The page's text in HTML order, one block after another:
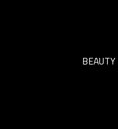
BEAUTY